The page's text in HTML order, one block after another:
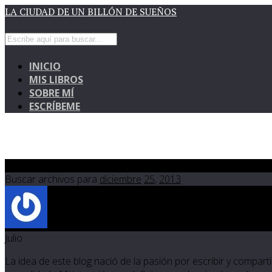
LA CIUDAD DE UN BILLÓN DE SUEÑOS
INICIO
MIS LIBROS
SOBRE MÍ
ESCRÍBEME
Buscar archivos para diciembre 25, 2013
Julio
La idea de este blog nació de la pasión por escribir y